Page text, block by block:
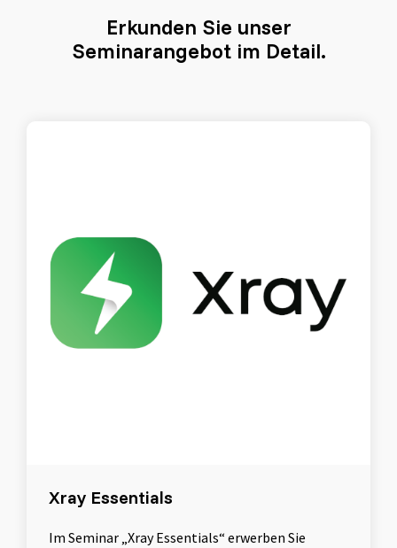
Trainingsformen
Erkunden Sie unser
Seminarangebot im Detail.
Xray Essentials
Im Seminar „Xray Essentials“ erwerben Sie